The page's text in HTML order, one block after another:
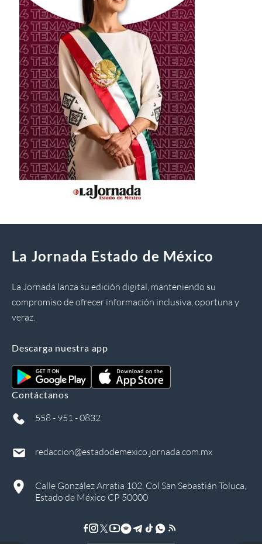
La Jornada Estado de México
La Jornada lanza su edición digital, manteniendo su
compromiso de ofrecer información inclusiva, oportuna y
veraz.
Descarga nuestra app
Contáctanos
558 - 951 - 0832
redaccion@estadodemexico.jornada.com.mx
Calle González Arratia 102, Col San Sebastián Toluca,
Estado de México CP 50000